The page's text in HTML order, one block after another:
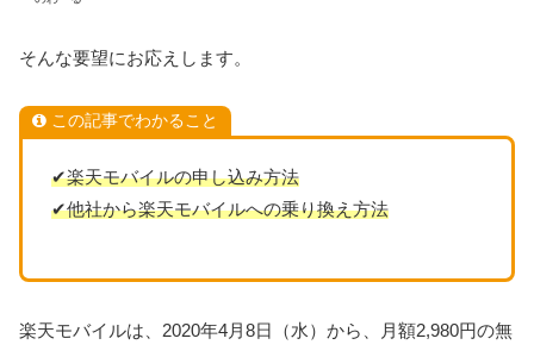
そんな要望にお応えします。
この記事でわかること
✔楽天モバイルの申し込み方法
✔他社から楽天モバイルへの乗り換え方法
楽天モバイルは、2020年4月8日（水）から、月額2,980円の無